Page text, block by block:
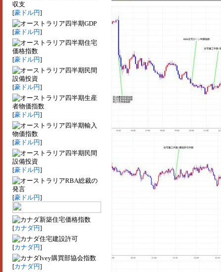
収支
[豪ドル円]
四半期GDP
[豪ドル円]
四半期住宅
価格指数
[豪ドル円]
四半期民間
設備投資
[豪ドル円]
四半期生産
者物価指数
[豪ドル円]
四半期輸入
物価指数
[豪ドル円]
四半期民間
設備投資
[豪ドル円]
RBA総裁の
発言
[豪ドル円]
新築住宅価格指数
[カナダ円]
住宅建設許可
[カナダ円]
Ivey購買部協会指数
[カナダ円]